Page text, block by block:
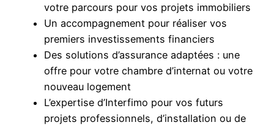
votre parcours pour vos projets immobiliers
Un accompagnement pour réaliser vos
premiers investissements financiers
Des solutions d’assurance adaptées : une
offre pour votre chambre d’internat ou votre
nouveau logement
L’expertise d’Interfimo pour vos futurs
projets professionnels, d’installation ou de